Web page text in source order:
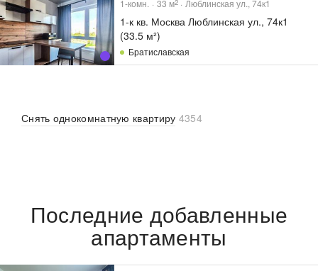
1-комн. 33 м2 Люблинская ул., 74к1
1-к кв. Москва Люблинская ул., 74к1
(33.5 м²)
Братиславская
Снять однокомнатную квартиру 4354
Последние добавленные
апартаменты